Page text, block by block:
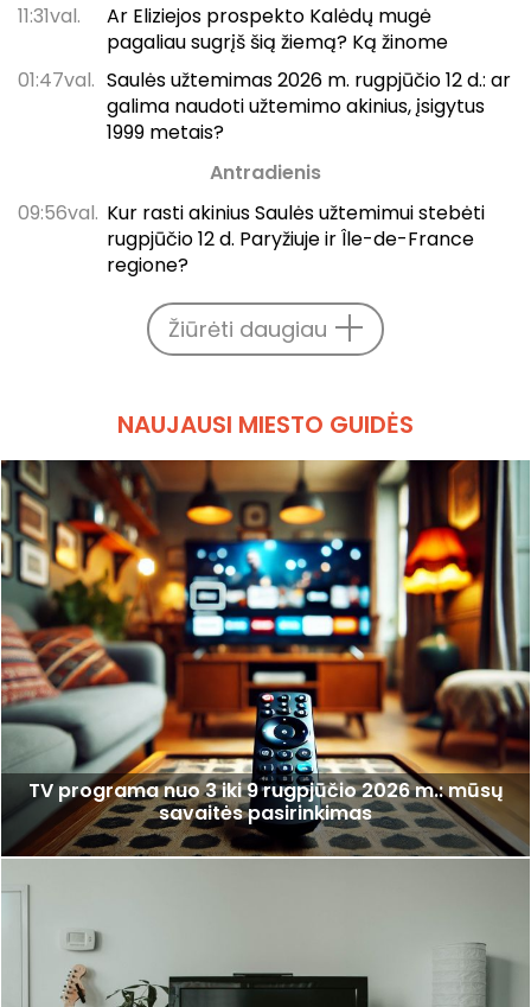
11:31val.
Ar Eliziejos prospekto Kalėdų mugė
pagaliau sugrįš šią žiemą? Ką žinome
01:47val. Saulės užtemimas 2026 m. rugpjūčio 12 d.: ar
galima naudoti užtemimo akinius, įsigytus
1999 metais?
Antradienis
09:56val. Kur rasti akinius Saulės užtemimui stebėti
rugpjūčio 12 d. Paryžiuje ir Île-de-France
regione?
Žiūrėti daugiau
NAUJAUSI MIESTO GUIDĖS
TV programa nuo 3 iki 9 rugpjūčio 2026 m.: mūsų
savaitės pasirinkimas